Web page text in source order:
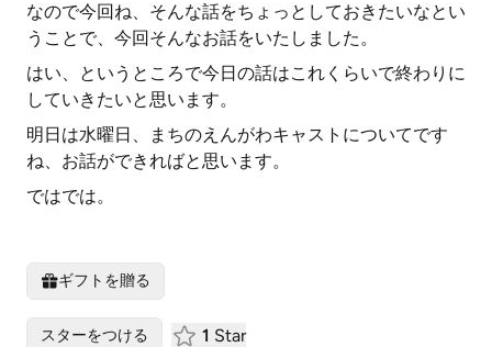
なので今回ね、そんな話をちょっとしておきたいなとい
うことで、今回そんなお話をいたしました。
はい、というところで今日の話はこれくらいで終わりに
していきたいと思います。
明日は水曜日、まちのえんがわキャストについてです
ね、お話ができればと思います。
ではでは。
ギフトを贈る
スターをつける 1 Star